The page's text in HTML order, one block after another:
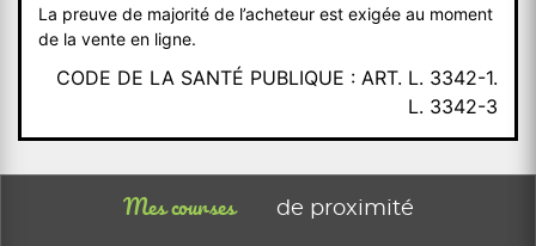
La preuve de majorité de l’acheteur est exigée au moment
de la vente en ligne.
CODE DE LA SANTÉ PUBLIQUE : ART. L. 3342-1.
L. 3342-3
Mes courses de proximité